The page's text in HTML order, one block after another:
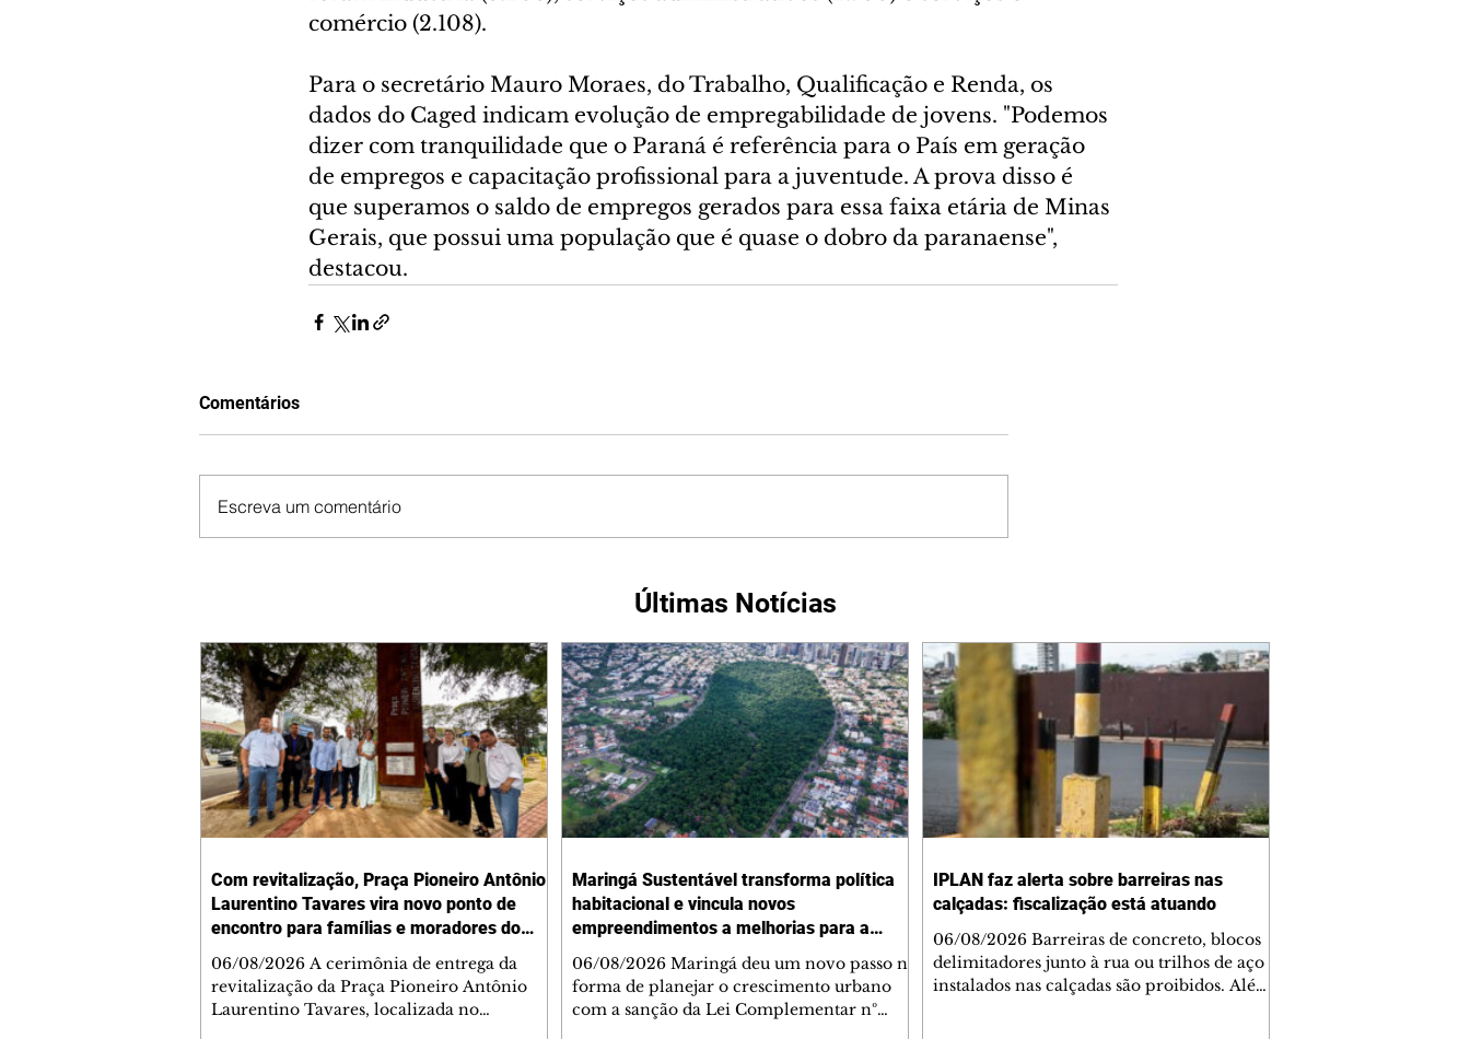
comércio (2.108).
Para o secretário Mauro Moraes, do Trabalho, Qualificação e Renda, os
dados do Caged indicam evolução de empregabilidade de jovens. "Podemos
dizer com tranquilidade que o Paraná é referência para o País em geração
de empregos e capacitação profissional para a juventude. A prova disso é
que superamos o saldo de empregos gerados para essa faixa etária de Minas
Gerais, que possui uma população que é quase o dobro da paranaense",
destacou.
Comentários
Escreva um comentário
Últimas Notícias
Com revitalização, Praça Pioneiro Antônio
Laurentino Tavares vira novo ponto de
encontro para famílias e moradores do
Jardim Liberdade
06/08/2026 A cerimônia de entrega da
revitalização da Praça Pioneiro Antônio
Laurentino Tavares, localizada no
Maringá Sustentável transforma política
habitacional e vincula novos
empreendimentos a melhorias para a
cidade
06/08/2026 Maringá deu um novo passo na
forma de planejar o crescimento urbano
com a sanção da Lei Complementar nº
IPLAN faz alerta sobre barreiras nas
calçadas: fiscalização está atuando
06/08/2026 Barreiras de concreto, blocos
delimitadores junto à rua ou trilhos de aço
instalados nas calçadas são proibidos. Além